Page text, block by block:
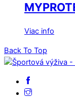
Viac info
Back To Top